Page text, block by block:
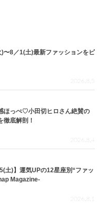
)〜8／1(土)最新ファッションをピ
2026.8.5
ほっぺ♡小田切ヒロさん絶賛の
徹底解剖！
2026.8.4
土)】運気UPの12星座別“ファッ
Magazine-
2026.8.1